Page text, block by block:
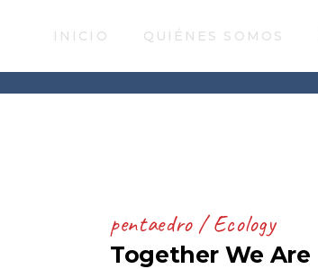
INICIO QUIÉNES SOMOS
pentaedro Ecology
Together We Are